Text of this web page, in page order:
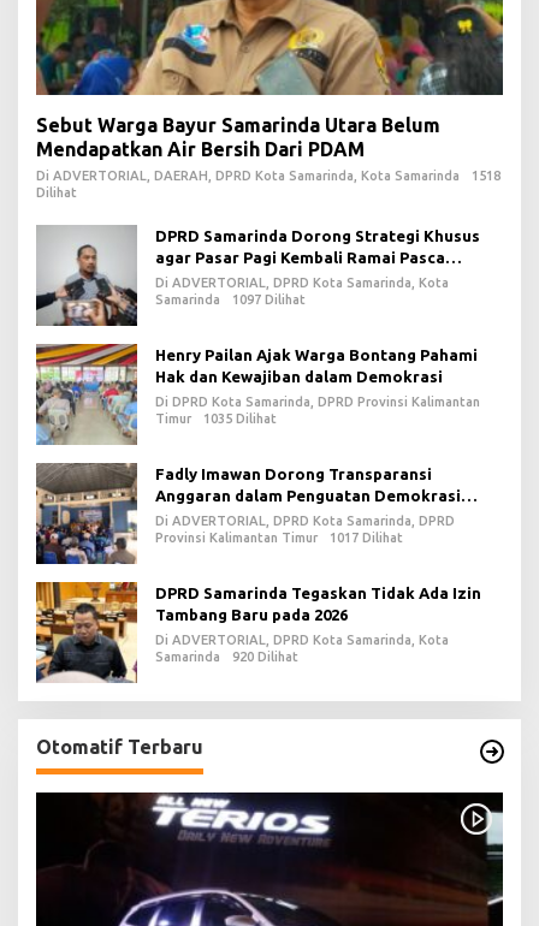
Sebut Warga Bayur Samarinda Utara Belum
Mendapatkan Air Bersih Dari PDAM
Di ADVERTORIAL, DAERAH, DPRD Kota Samarinda, Kota Samarinda
1518
Dilihat
DPRD Samarinda Dorong Strategi Khusus
agar Pasar Pagi Kembali Ramai Pasca
Revitalisasi
Di ADVERTORIAL, DPRD Kota Samarinda, Kota
Samarinda
1097 Dilihat
Henry Pailan Ajak Warga Bontang Pahami
Hak dan Kewajiban dalam Demokrasi
Di DPRD Kota Samarinda, DPRD Provinsi Kalimantan
Timur
1035 Dilihat
Fadly Imawan Dorong Transparansi
Anggaran dalam Penguatan Demokrasi
Daerah di PPU
Di ADVERTORIAL, DPRD Kota Samarinda, DPRD
Provinsi Kalimantan Timur
1017 Dilihat
DPRD Samarinda Tegaskan Tidak Ada Izin
Tambang Baru pada 2026
Di ADVERTORIAL, DPRD Kota Samarinda, Kota
Samarinda
920 Dilihat
Otomatif Terbaru